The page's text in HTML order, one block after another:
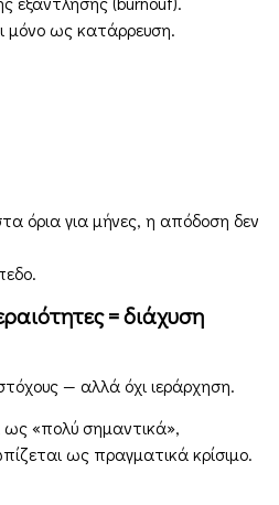
μόνο ως κατάρρευση.
όρια για μήνες, η απόδοση δεν
= διάχυση
— αλλά όχι ιεράρχηση.
«πολύ σημαντικά»,
ως πραγματικά κρίσιμο.